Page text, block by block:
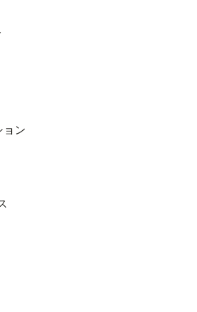
ョン